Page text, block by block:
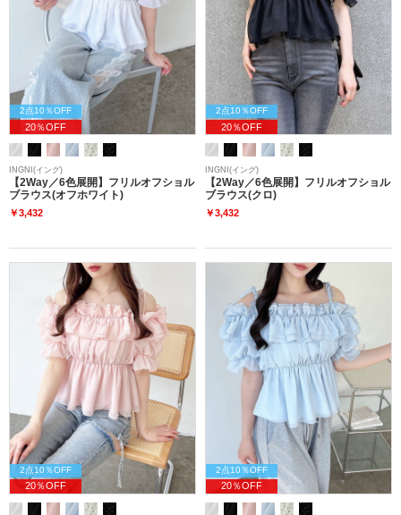
2点10％OFF
20％OFF
INGNI(イング)
【2Way／6色展開】フリルオフショル
ブラウス(オフホワイト)
￥3,432
2点10％OFF
20％OFF
INGNI(イング)
【2Way／6色展開】フリルオフショル
ブラウス(クロ)
￥3,432
2点10％OFF
20％OFF
2点10％OFF
20％OFF